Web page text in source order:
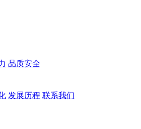
品质安全
发展历程 联系我们